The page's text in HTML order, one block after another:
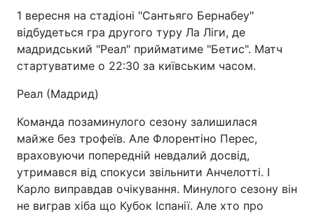
1 вересня на стадіоні "Сантьяго Бернабеу"
відбудеться гра другого туру Ла Ліги, де
мадридський "Реал" прийматиме "Бетис". Матч
стартуватиме о 22:30 за київським часом.
Реал (Мадрид)
Команда позаминулого сезону залишилася
майже без трофеїв. Але Флорентіно Перес,
враховуючи попередній невдалий досвід,
утримався від спокуси звільнити Анчелотті. І
Карло виправдав очікування. Минулого сезону він
не виграв хіба що Кубок Іспанії. Але хто про